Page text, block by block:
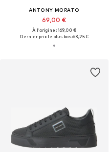
ANTONY MORATO
69,00 €
À l'origine : 169,00 €
Dernier prix le plus bas :63,25 €